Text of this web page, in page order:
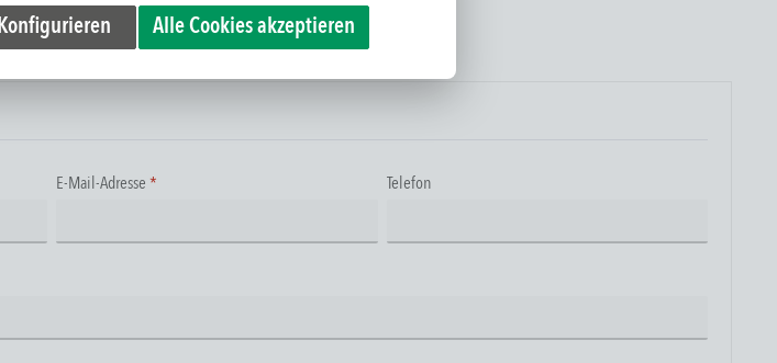
Sprechen Sie uns direkt an!
E-Mail-Adresse* Telefon
Konfigurieren Alle Cookies akzeptieren